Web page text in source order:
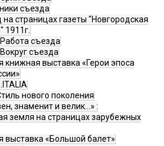
съезда
на страницах газеты "Новгородская
1911г.
Работа съезда
Вокруг съезда
книжная выставка «Герои эпоса
нового поколения
знаменит и велик…» :
земля на страницах зарубежных
выставка «Большой балет»